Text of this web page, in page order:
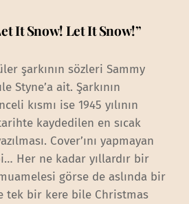
It Snow! Let It Snow!”
şarkının sözleri Sammy
Styne’a ait. Şarkının
kısmı ise 1945 yılının
kaydedilen en sıcak
Cover’ını yapmayan
Her ne kadar yıllardır bir
muamelesi görse de aslında bir
tek bir kere bile Christmas